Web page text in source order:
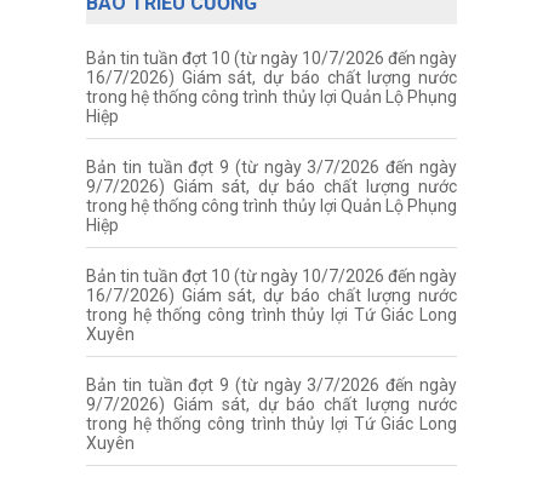
Bản tin tuần đợt 10 (từ ngày 10/7/2026 đến ngày
16/7/2026) Giám sát, dự báo chất lượng nước
trong hệ thống công trình thủy lợi Quản Lộ Phụng
Hiệp
Bản tin tuần đợt 9 (từ ngày 3/7/2026 đến ngày
9/7/2026) Giám sát, dự báo chất lượng nước
trong hệ thống công trình thủy lợi Quản Lộ Phụng
Hiệp
Bản tin tuần đợt 10 (từ ngày 10/7/2026 đến ngày
16/7/2026) Giám sát, dự báo chất lượng nước
trong hệ thống công trình thủy lợi Tứ Giác Long
Xuyên
Bản tin tuần đợt 9 (từ ngày 3/7/2026 đến ngày
9/7/2026) Giám sát, dự báo chất lượng nước
trong hệ thống công trình thủy lợi Tứ Giác Long
Xuyên